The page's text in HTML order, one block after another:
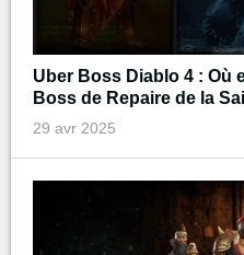
Uber Boss Diablo 4 : Où
Boss de Repaire de la
29 avr 2025